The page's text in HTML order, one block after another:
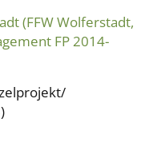
(FFW Wolferstadt,
FP 2014-